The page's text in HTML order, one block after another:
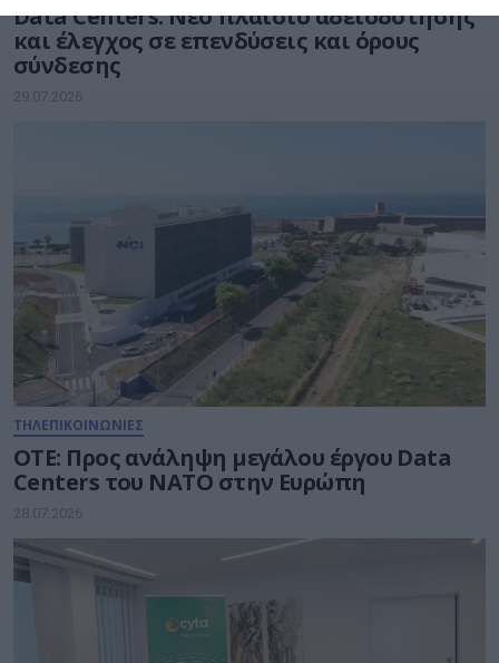
Data Centers: Νέο πλαίσιο αδειοδότησης
και έλεγχος σε επενδύσεις και όρους
σύνδεσης
29.07.2026
ΤΗΛΕΠΙΚΟΙΝΩΝΙΕΣ
ΟΤΕ: Προς ανάληψη μεγάλου έργου Data
Centers του ΝΑΤΟ στην Ευρώπη
28.07.2026